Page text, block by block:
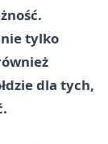
tylko
dla tych,